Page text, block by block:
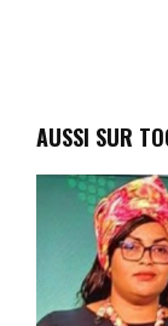
AUSSI SUR